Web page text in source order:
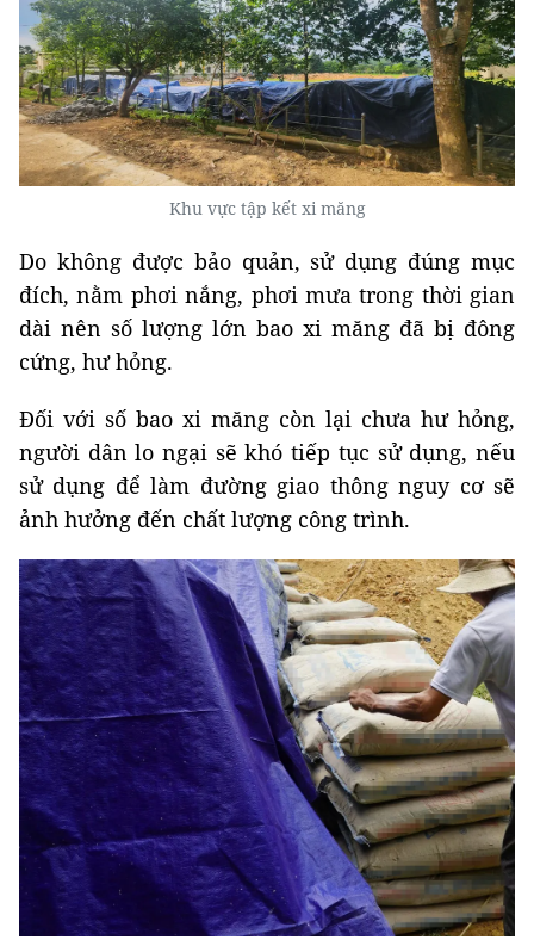
Khu vực tập kết xi măng
Do không được bảo quản, sử dụng đúng mục
đích, nằm phơi nắng, phơi mưa trong thời gian
dài nên số lượng lớn bao xi măng đã bị đông
cứng, hư hỏng.
Đối với số bao xi măng còn lại chưa hư hỏng,
người dân lo ngại sẽ khó tiếp tục sử dụng, nếu
sử dụng để làm đường giao thông nguy cơ sẽ
ảnh hưởng đến chất lượng công trình.